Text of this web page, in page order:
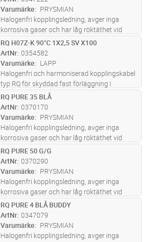
med en maximal drifttemperatur på +90°C.
...läs mer
Varumärke
PRYSMIAN
Halogenfri kopplingsledning, avger inga
korrosiva gaser och har låg röktäthet vid
brand. För indragning i rör, ledningskanaler
och apparatskåp.
M Lägg i kundvagn
RQ H07Z-K 90°C 1X2,5 SV X100
ArtNr 0354582
Varumärke
LAPP
Halogenfri och harmoniserad kopplingskabel
typ RQ för skyddad fast förläggning i
apparatskåp, elcentraler, paneler och
armaturer. Märkspännning 450/750 V och
med en maximal drifttemperatur på +90°C.
...läs mer
M Lägg i kundvagn
RQ PURE 35 BLÅ
ArtNr 0370170
Varumärke
PRYSMIAN
Halogenfri kopplingsledning, avger inga
korrosiva gaser och har låg röktäthet vid
brand. För indragning i rör, ledningskanaler
och apparatskåp.
M Lägg i kundvagn
RQ PURE 50 G/G
ArtNr 0370290
Varumärke
PRYSMIAN
Halogenfri kopplingsledning, avger inga
korrosiva gaser och har låg röktäthet vid
brand. För indragning i rör, ledningskanaler
och apparatskåp.
M Lägg i kundvagn
RQ PURE 4 BLÅ BUDDY
ArtNr 0347079
Varumärke
PRYSMIAN
Halogenfri kopplingsledning, avger inga